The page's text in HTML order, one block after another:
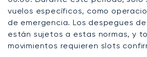
vuelos específicos, como
de emergencia. Los despegues
están sujetos a estas normas, y
movimientos requieren slots